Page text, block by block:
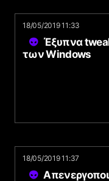
18/05/2019 11:33
Έξυπνα
των Windows
18/05/2019 11:37